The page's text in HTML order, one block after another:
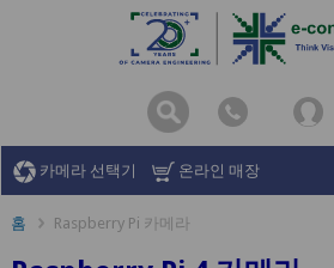
카메라 선택기 온라인 매장
홈 Raspberry Pi 카메라